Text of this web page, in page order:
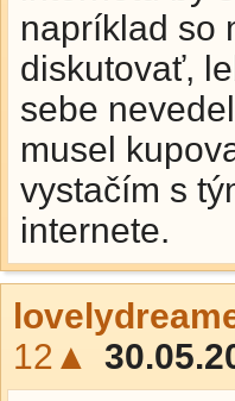
napríklad so
diskutovať,
sebe
musel
vystačím s
internete.
12▲